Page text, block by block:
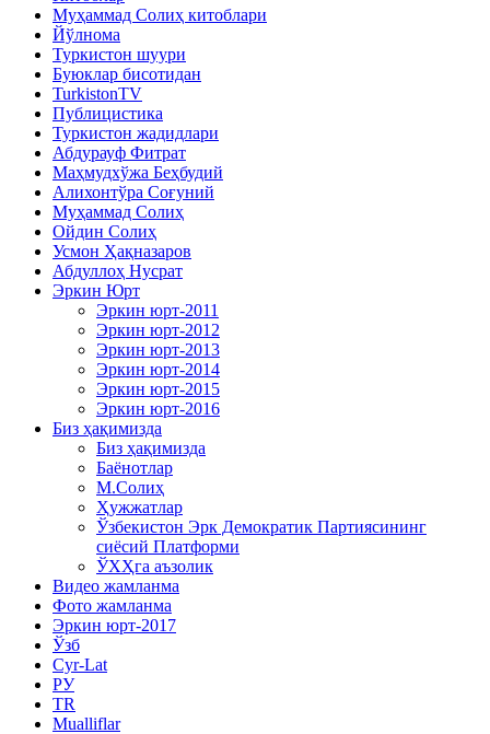
Муҳаммад Солиҳ китоблари
Йўлнома
Туркистон шуури
Буюклар бисотидан
TurkistonTV
Публицистика
Туркистон жадидлари
Абдурауф Фитрат
Маҳмудхўжа Беҳбудий
Алихонтўра Соғуний
Муҳаммад Солиҳ
Ойдин Солиҳ
Усмон Ҳақназаров
Абдуллоҳ Нусрат
Эркин Юрт
Эркин юрт-2011
Эркин юрт-2012
Эркин юрт-2013
Эркин юрт-2014
Эркин юрт-2015
Эркин юрт-2016
Биз ҳақимизда
Биз ҳақимизда
Баёнотлар
М.Солиҳ
Ҳужжатлар
Ўзбекистон Эрк Демократик Партиясининг
сиёсий Платформи
ЎХҲга аъзолик
Видео жамланма
Фото жамланма
Эркин юрт-2017
Ўзб
Cyr-Lat
РУ
TR
Mualliflar